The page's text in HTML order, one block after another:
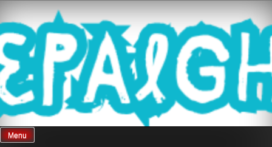
content
Mnepalghopa
Review Game
Terkini Paling
Menu